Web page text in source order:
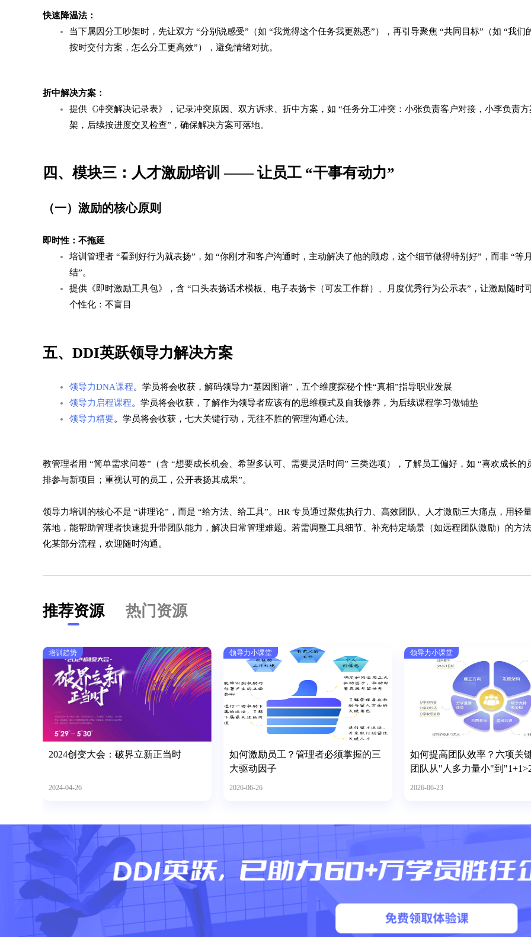
快速降温法：​
当下属因分工吵架时，先让双方 “分别说感受”（如 “我觉得这个任务我更熟悉”），再引导聚焦 “共同目标”（如 “我们
按时交付方案，怎么分工更高效”），避免情绪对抗。​
折中解决方案：​
提供《冲突解决记录表》，记录冲突原因、双方诉求、折中方案，如 “任务分工冲突：小张负责客户对接，小李负责
架，后续按进度交叉检查”，确保解决方案可落地。​
四、模块三：人才激励培训 —— 让员工 “干事有动力”​
（一）激励的核心原则​
即时性：不拖延​
培训管理者 “看到好行为就表扬”，如 “你刚才和客户沟通时，主动解决了他的顾虑，这个细节做得特别好”，而非 “等
结”。​
提供《即时激励工具包》，含 “口头表扬话术模板、电子表扬卡（可发工作群）、月度优秀行为公示表”，让激励随时可
个性化：不盲目​
五、DDI英跃领导力解决方案
领导力DNA课程。学员将会收获，解码领导力“基因图谱”，五个维度探秘个性“真相”指导职业发展
领导力启程课程。学员将会收获，了解作为领导者应该有的思维模式及自我修养，为后续课程学习做铺垫
领导力精要。学员将会收获，七大关键行动，无往不胜的管理沟通心法。
教管理者用 “简单需求问卷”（含 “想要成长机会、希望多认可、需要灵活时间” 三类选项），了解员工偏好，如 “喜欢成长的
排参与新项目；重视认可的员工，公开表扬其成果”。
领导力培训的核心不是 “讲理论”，而是 “给方法、给工具”。HR 专员通过聚焦执行力、高效团队、人才激励三大痛点，用轻
落地，能帮助管理者快速提升带团队能力，解决日常管理难题。若需调整工具细节、补充特定场景（如远程团队激励）的方
化某部分流程，欢迎随时沟通。
推荐资源 热门资源
培训趋势
2024创变大会：破界立新正当时
2024-04-26
领导力小课堂
如何激励员工？管理者必须掌握的三
大驱动因子
2026-06-26
领导力小课堂
如何提高团队效率？六项关
团队从"人多力量小"到
2026-06-23